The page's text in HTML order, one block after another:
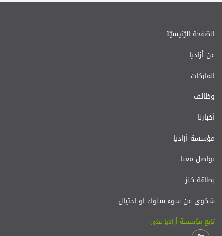
الصّفحة الرّئيسيّة
عن أزاديا
الماركات
وظائف
أخبارنا
مؤسسة أزاديا
تواصل معنا
بطاقة كنز
شكوى عن سوء سلوك او احتيال
تابع مؤسسة أزاديا على